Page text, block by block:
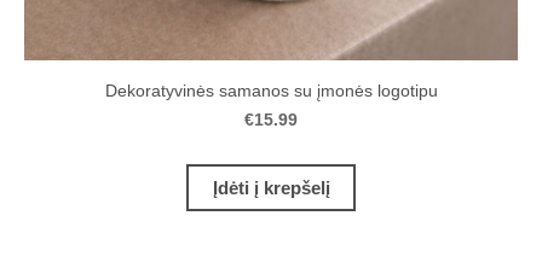
Dekoratyvinės samanos su įmonės logotipu
€15.99
Įdėti į krepšelį